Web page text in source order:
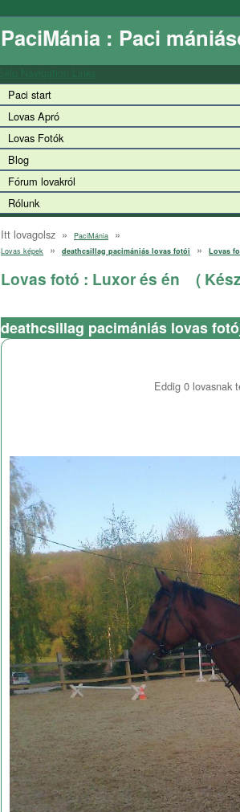
PaciMánia : Paci
Paci start
Lovas Apró
Lovas Fotók
Blog
Fórum lovakról
Rólunk
Itt lovagolsz » PaciMánia »
Lovas képek » deathcsillag pacimániás lovas fotói » Lovas
Lovas fotó : Luxor és én (
deathcsillag pacimániás lovas
Eddig 0 lovasnak